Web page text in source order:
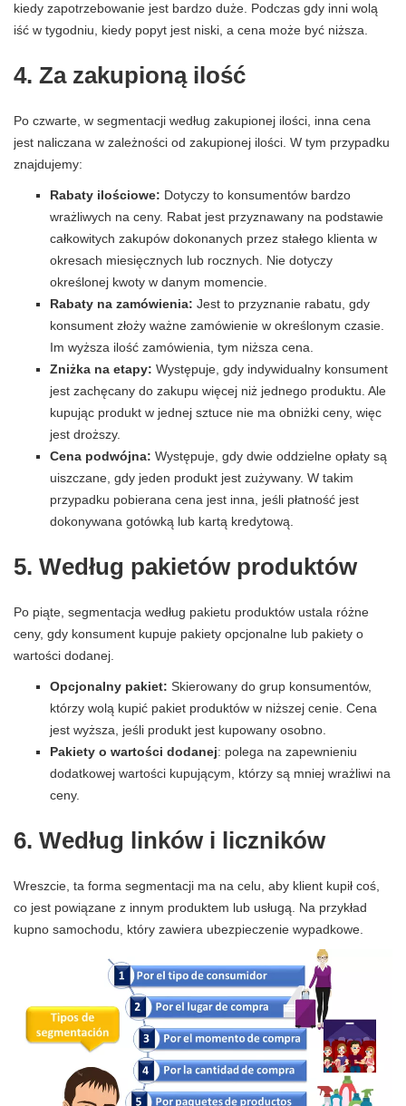
kiedy zapotrzebowanie jest bardzo duże. Podczas gdy inni wolą
iść w tygodniu, kiedy popyt jest niski, a cena może być niższa.
4. Za zakupioną ilość
Po czwarte, w segmentacji według zakupionej ilości, inna cena
jest naliczana w zależności od zakupionej ilości. W tym przypadku
znajdujemy:
Rabaty ilościowe: Dotyczy to konsumentów bardzo
wrażliwych na ceny. Rabat jest przyznawany na podstawie
całkowitych zakupów dokonanych przez stałego klienta w
okresach miesięcznych lub rocznych. Nie dotyczy
określonej kwoty w danym momencie.
Rabaty na zamówienia: Jest to przyznanie rabatu, gdy
konsument złoży ważne zamówienie w określonym czasie.
Im wyższa ilość zamówienia, tym niższa cena.
Zniżka na etapy: Występuje, gdy indywidualny konsument
jest zachęcany do zakupu więcej niż jednego produktu. Ale
kupując produkt w jednej sztuce nie ma obniżki ceny, więc
jest droższy.
Cena podwójna: Występuje, gdy dwie oddzielne opłaty są
uiszczane, gdy jeden produkt jest zużywany. W takim
przypadku pobierana cena jest inna, jeśli płatność jest
dokonywana gotówką lub kartą kredytową.
5. Według pakietów produktów
Po piąte, segmentacja według pakietu produktów ustala różne
ceny, gdy konsument kupuje pakiety opcjonalne lub pakiety o
wartości dodanej.
Opcjonalny pakiet: Skierowany do grup konsumentów,
którzy wolą kupić pakiet produktów w niższej cenie. Cena
jest wyższa, jeśli produkt jest kupowany osobno.
Pakiety o wartości dodanej: polega na zapewnieniu
dodatkowej wartości kupującym, którzy są mniej wrażliwi na
ceny.
6. Według linków i liczników
Wreszcie, ta forma segmentacji ma na celu, aby klient kupił coś,
co jest powiązane z innym produktem lub usługą. Na przykład
kupno samochodu, który zawiera ubezpieczenie wypadkowe.